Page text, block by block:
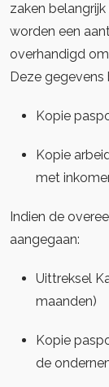
zaken
worden een
overhandigd
Deze gegevens
Kopie
Kopie
met
Indien de
aangegaan:
Uittreksel
maanden)
Kopie
de